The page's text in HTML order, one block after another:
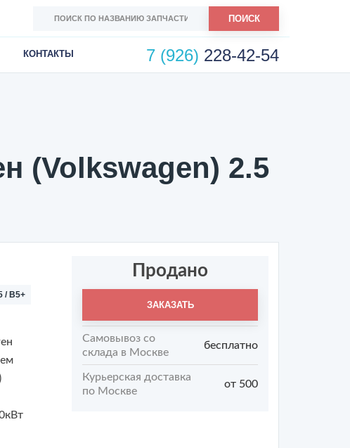
ПОИСК
КОНТАКТЫ 7 (926) 228-42-54
(Volkswagen) 2.5
/ B5+
Продано
ЗАКАЗАТЬ
Самовывоз со
склада в Москве
бесплатно
Курьерская доставка
по Москве
от 500